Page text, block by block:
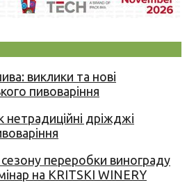
виклики та нові
пивоваріння
нетрадиційні дріжджі
переробки винограду
на KRITSKI WINERY